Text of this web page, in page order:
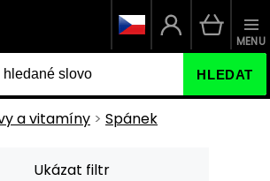
HLEDAT
MENU
a vitamíny Spánek
Ukázat filtr